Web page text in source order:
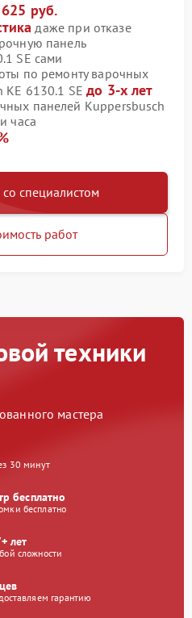
руб.
даже при отказе
панель
SE сами
по ремонту варочных
KE 6130.1 SEдо 3-х лет
панелей Kuppersbusch
часа
со специалистом
работ
техники
мастера
30 минут
бесплатно
бесплатно
лет
сложности
гарантию